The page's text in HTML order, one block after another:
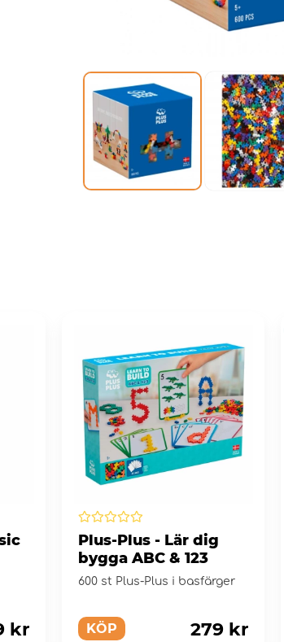
kr
Plus-Plus - Lär dig
bygga ABC & 123
600 st Plus-Plus i basfärger
KÖP 279 kr